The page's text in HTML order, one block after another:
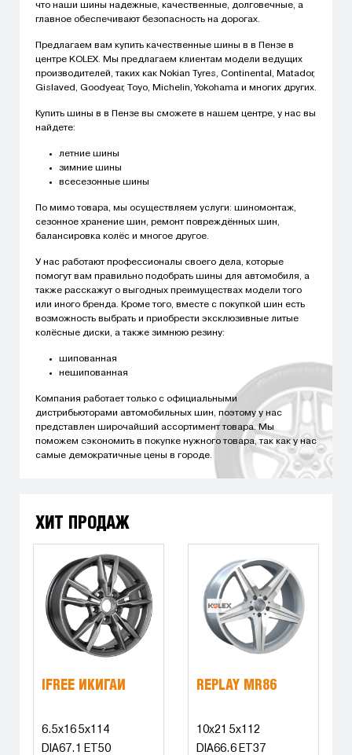
что наши шины надежные, качественные, долговечные, а
главное обеспечивают безопасность на дорогах.
Предлагаем вам купить качественные шины в в Пензе в
центре KOLEX. Мы предлагаем клиентам модели ведущих
производителей, таких как Nokian Tyres, Continental, Matador,
Gislaved, Goodyear, Toyo, Michelin, Yokohama и многих других.
Купить шины в в Пензе вы сможете в нашем центре, у нас вы
найдете:
летние шины
зимние шины
всесезонные шины
По мимо товара, мы осуществляем услуги: шиномонтаж,
сезонное хранение шин, ремонт повреждённых шин,
балансировка колёс и многое другое.
У нас работают профессионалы своего дела, которые
помогут вам правильно подобрать шины для автомобиля, а
также расскажут о выгодных преимуществах модели того
или иного бренда. Кроме того, вместе с покупкой шин есть
возможность выбрать и приобрести эксклюзивные литые
колёсные диски, а также зимнюю резину:
шипованная
нешипованная
Компания работает только с официальными
дистрибьюторами автомобильных шин, поэтому у нас
представлен широчайший ассортимент товара. Мы
поможем сэкономить в покупке нужного товара, так как у нас
самые демократичные цены в городе.
ХИТ ПРОДАЖ
IFREE ИКИГАЙ
6.5x16 5x114
DIA67.1 ET50
REPLAY MR86
10x21 5x112
DIA66.6 ET37